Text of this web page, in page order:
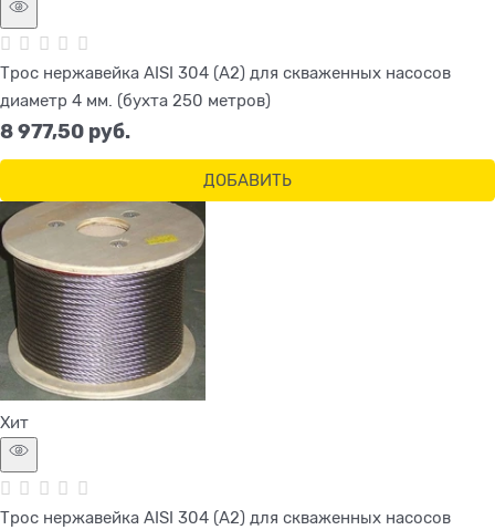
Трос нержавейка AISI 304 (A2) для скваженных насосов
диаметр 4 мм. (бухта 250 метров)
8 977,50 руб.
ДОБАВИТЬ
Хит
Трос нержавейка AISI 304 (A2) для скваженных насосов